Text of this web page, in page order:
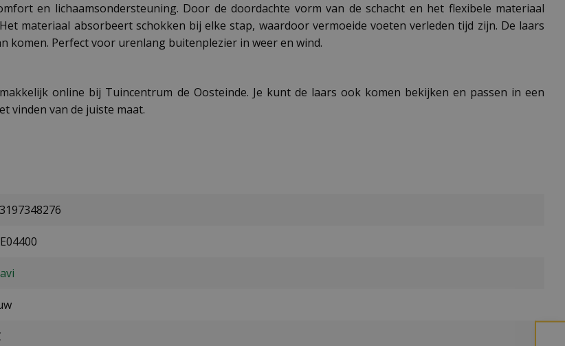
en lichaamsondersteuning. Door de doordachte vorm van de schacht en het flexibele materiaal
materiaal absorbeert schokken bij elke stap, waardoor vermoeide voeten verleden tijd zijn. De laars
komen. Perfect voor urenlang buitenplezier in weer en wind.
online bij Tuincentrum de Oosteinde. Je kunt de laars ook komen bekijken en passen in een
vinden van de juiste maat.